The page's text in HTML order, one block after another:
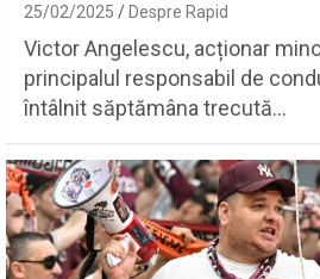
25/02/2025 Despre Rapid
Victor Angelescu, acționar
principalul responsabil de
întâlnit săptămâna trecută…